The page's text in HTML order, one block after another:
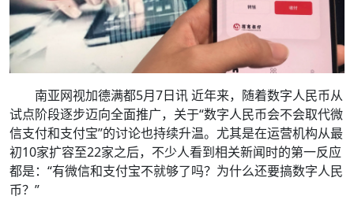
南亚网视加德满都5月7日讯 近年来，随着数字人民币从
试点阶段逐步迈向全面推广，关于“数字人民币会不会取代微
信支付和支付宝”的讨论也持续升温。尤其是在运营机构从最
初10家扩容至22家之后，不少人看到相关新闻时的第一反应
都是：“有微信和支付宝不就够了吗？为什么还要搞数字人民
币？”